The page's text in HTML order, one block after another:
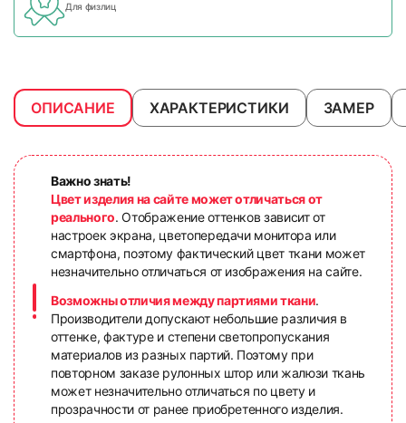
Для физлиц
ОПИСАНИЕ ХАРАКТЕРИСТИКИ ЗАМЕР
Важно знать!
Цвет изделия на сайте может отличаться от
реального. Отображение оттенков зависит от
настроек экрана, цветопередачи монитора или
смартфона, поэтому фактический цвет ткани может
незначительно отличаться от изображения на сайте.
Возможны отличия между партиями ткани.
Производители допускают небольшие различия в
оттенке, фактуре и степени светопропускания
материалов из разных партий. Поэтому при
повторном заказе рулонных штор или жалюзи ткань
может незначительно отличаться по цвету и
прозрачности от ранее приобретенного изделия.